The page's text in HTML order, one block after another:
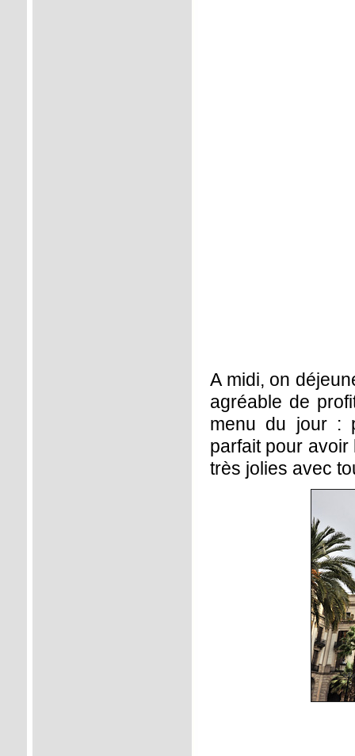
A midi, on
agréable de
menu du jour :
parfait pour
très jolies avec